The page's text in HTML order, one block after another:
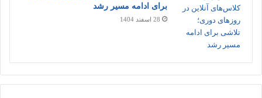
برای ادامه مسیر رشد
28 اسفند 1404